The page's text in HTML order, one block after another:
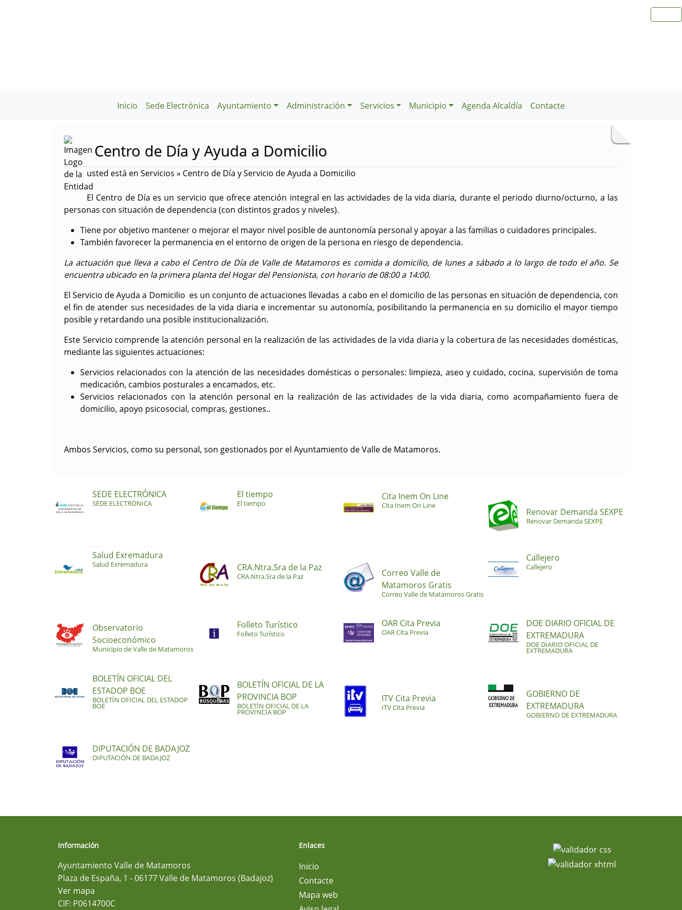
Inicio Sede Electrónica Ayuntamiento Administración Servicios Municipio Agenda Alcaldía Contacte
Centro de Día y Ayuda a Domicilio
usted está en Servicios » Centro de Día y Servicio de Ayuda a Domicilio
El Centro de Día es un servicio que ofrece atención integral en las actividades de la vida diaria, durante el periodo diurno/octurno, a las
personas con situación de dependencia (con distintos grados y niveles).
Tiene por objetivo mantener o mejorar el mayor nivel posible de auntonomía personal y apoyar a las familias o cuidadores principales.
También favorecer la permanencia en el entorno de origen de la persona en riesgo de dependencia.
La actuación que lleva a cabo el Centro de Día de Valle de Matamoroses comida a domicilio, de lunes a sábado a lo largo de todo el año. Se
encuentra ubicado en la primera planta del Hogar del Pensionista, con horario de 08:00 a 14:00.
El Servicio deAyuda a Domicilio es un conjunto de actuaciones llevadas a cabo en el domicilio de las personas en situación de dependencia, con
el fin de atender sus necesidades de la vida diaria e incrementar su autonomía, posibilitando la permanencia en su domicilio el mayor tiempo
posible y retardando una posible institucionalización.
Este Servicio comprende la atención personal en la realización de las actividades de la vida diaria y la cobertura de las necesidades domésticas,
mediante las siguientes actuaciones:
Servicios relacionados con la atención de las necesidades domésticas o personales: limpieza, aseo y cuidado, cocina, supervisión de toma
medicación, cambios posturales a encamados, etc.
Servicios relacionados con la atención personal en la realización de las actividades de la vida diaria, como acompañamiento fuera de
domicilio, apoyo psicosocial, compras, gestiones..
Ambos Servicios, como su personal, son gestionados por el Ayuntamiento de Valle de Matamoros.
SEDE ELECTRÓNICA
SEDE ELECTRÓNICA
El tiempo
El tiempo
Cita Inem On Line
Cita Inem On Line
Renovar Demanda SEXPE
Renovar Demanda SEXPE
Salud Exremadura
Salud Exremadura CRA.Ntra.Sra de la Paz
CRA.Ntra.Sra de la Paz
Correo Valle de
Matamoros Gratis
Correo Valle de Matamoros Gratis
Callejero
Callejero
Observatorio
Socioeconómico
Municipio de Valle de Matamoros
Folleto Turístico
Folleto Turístico
OAR Cita Previa
OAR Cita Previa
DOE DIARIO OFICIAL DE
EXTREMADURA
DOE DIARIO OFICIAL DE
EXTREMADURA
BOLETÍN OFICIAL DEL
ESTADOP BOE
BOLETÍN OFICIAL DEL ESTADOP
BOE
BOLETÍN OFICIAL DE LA
PROVINCIA BOP
BOLETÍN OFICIAL DE LA
PROVINCIA BOP
ITV Cita Previa
ITV Cita Previa
GOBIERNO DE
EXTREMADURA
GOBIERNO DE EXTREMADURA
DIPUTACIÓN DE BADAJOZ
DIPUTACIÓN DE BADAJOZ
Información
Ayuntamiento Valle de Matamoros
Plaza de España, 1 - 06177 Valle de Matamoros (Badajoz)
Ver mapa
CIF: P0614700C
Enlaces
Inicio
Contacte
Mapa web